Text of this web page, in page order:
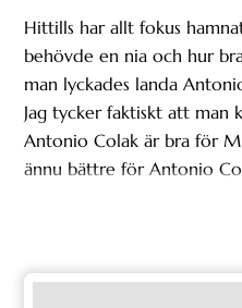
Hittills har allt fokus
behövde en nia och hur
man lyckades landa
Jag tycker faktiskt att man
Antonio Colak är bra för
ännu bättre för Antonio